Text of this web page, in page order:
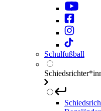
Schulfußball